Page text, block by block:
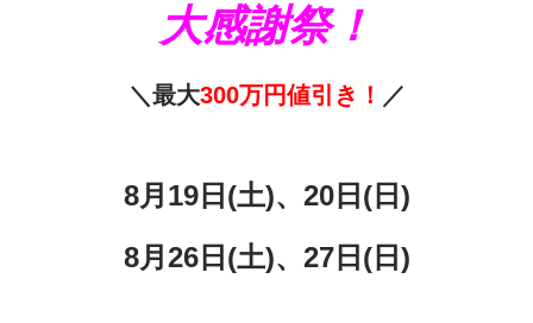
大感謝祭！
＼最大300万円値引き！ ／
8月19日(土)、20日(日)
8月26日(土)、27日(日)